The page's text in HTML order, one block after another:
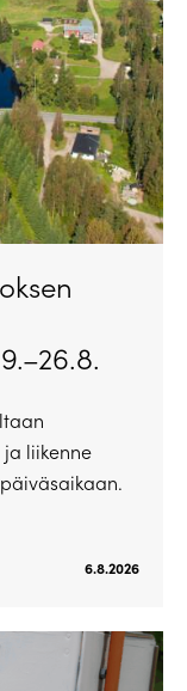
liikenne
6.8.2026